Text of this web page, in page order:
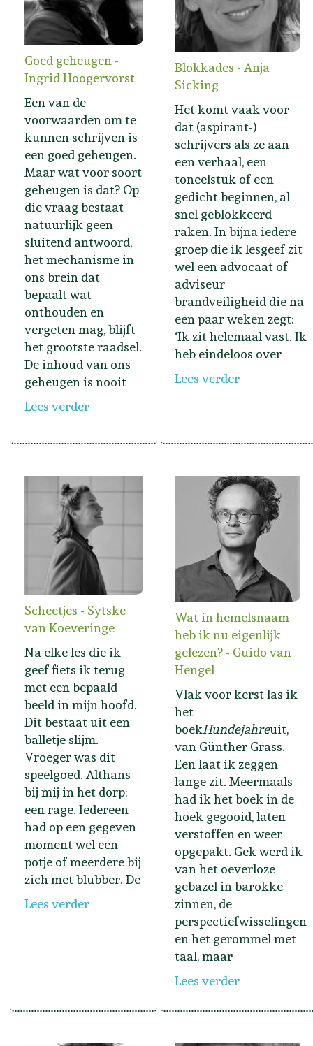
Goed geheugen -
Ingrid Hoogervorst
Een van de
voorwaarden om te
kunnen schrijven is
een goed geheugen.
Maar wat voor soort
geheugen is dat? Op
die vraag bestaat
natuurlijk geen
sluitend antwoord,
het mechanisme in
ons brein dat
bepaalt wat
onthouden en
vergeten mag, blijft
het grootste raadsel.
De inhoud van ons
geheugen is nooit
Lees verder
Blokkades - Anja
Sicking
Het komt vaak voor
dat (aspirant-)
schrijvers als ze aan
een verhaal, een
toneelstuk of een
gedicht beginnen, al
snel geblokkeerd
raken. In bijna iedere
groep die ik lesgeef zit
wel een advocaat of
adviseur
brandveiligheid die na
een paar weken zegt:
‘Ik zit helemaal vast. Ik
heb eindeloos over
Lees verder
Scheetjes - Sytske
van Koeveringe
Na elke les die ik
geef fiets ik terug
met een bepaald
beeld in mijn hoofd.
Dit bestaat uit een
balletje slijm.
Vroeger was dit
speelgoed. Althans
bij mij in het dorp:
een rage. Iedereen
had op een gegeven
moment wel een
potje of meerdere bij
zich met blubber. De
Lees verder
Wat in hemelsnaam
heb ik nu eigenlijk
gelezen? - Guido van
Hengel
Vlak voor kerst las ik
het
boekHundejahreuit,
van Günther Grass.
Een laat ik zeggen
lange zit. Meermaals
had ik het boek in de
hoek gegooid, laten
verstoffen en weer
opgepakt. Gek werd ik
van het oeverloze
gebazel in barokke
zinnen, de
perspectiefwisselingen
en het gerommel met
taal, maar
Lees verder